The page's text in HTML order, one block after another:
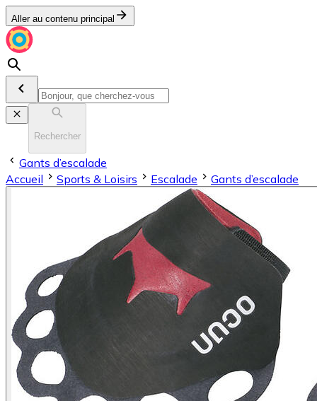
Aller au contenu principal
Rechercher
Gants d’escalade
Accueil
Sports & Loisirs Escalade Gants d’escalade